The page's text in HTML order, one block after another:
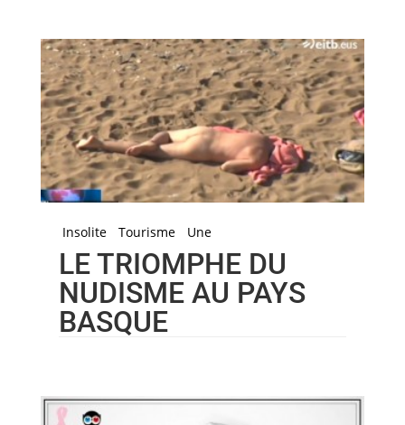
Insolite Tourisme Une
LE TRIOMPHE DU
NUDISME AU PAYS
BASQUE